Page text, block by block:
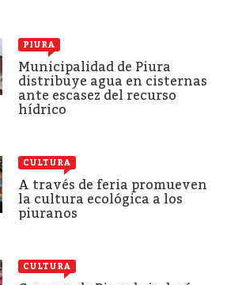
PIURA
Municipalidad de Piura
distribuye agua en cisternas
ante escasez del recurso
hídrico
CULTURA
A través de feria promueven
la cultura ecológica a los
piuranos
CULTURA